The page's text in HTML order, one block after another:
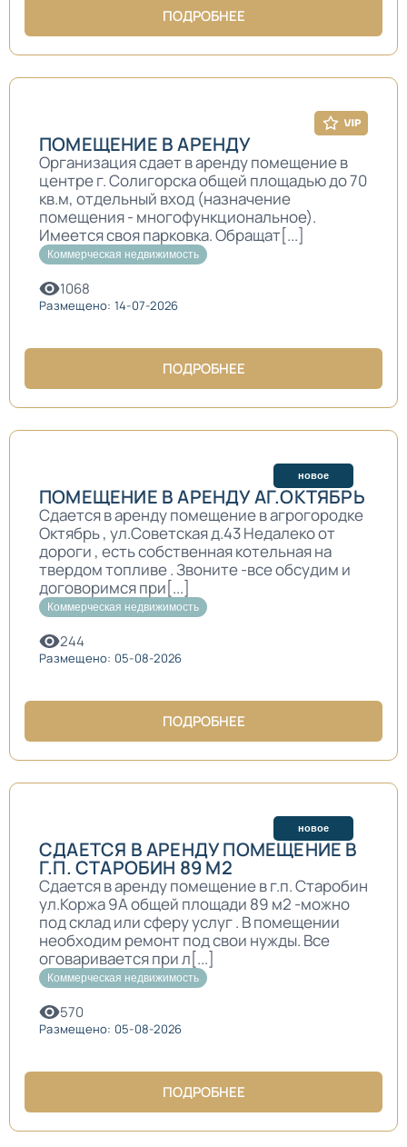
ПОДРОБНЕЕ
ПОМЕЩЕНИЕ В АРЕНДУ
Организация сдает в аренду помещение в
центре г. Солигорска общей площадью до 70
кв.м, отдельный вход (назначение
помещения - многофункциональное).
Имеется своя парковка. Обращат[...]
Коммерческая недвижимость
1068
Размещено: 14-07-2026
ПОДРОБНЕЕ
новое
ПОМЕЩЕНИЕ В АРЕНДУ АГ.ОКТЯБРЬ
Сдается в аренду помещение в агрогородке
Октябрь , ул.Советская д.43 Недалеко от
дороги , есть собственная котельная на
твердом топливе . Звоните -все обсудим и
договоримся при[...]
Коммерческая недвижимость
244
Размещено: 05-08-2026
ПОДРОБНЕЕ
новое
СДАЕТСЯ В АРЕНДУ ПОМЕЩЕНИЕ В
Г.П. СТАРОБИН 89 М2
Сдается в аренду помещение в г.п. Старобин
ул.Коржа 9А общей площади 89 м2 -можно
под склад или сферу услуг . В помещении
необходим ремонт под свои нужды. Все
оговаривается при л[...]
Коммерческая недвижимость
570
Размещено: 05-08-2026
ПОДРОБНЕЕ